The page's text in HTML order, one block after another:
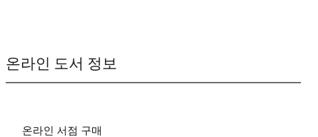
온라인 도서 정보
온라인 서점 구매